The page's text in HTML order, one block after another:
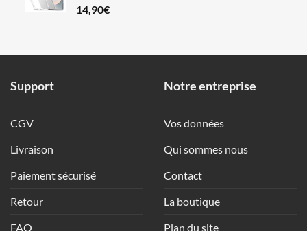
14,90€
Support
CGV
Livraison
Paiement sécurisé
Retour
FAQ
Notre entreprise
Vos données
Qui sommes nous
Contact
La boutique
Plan du site